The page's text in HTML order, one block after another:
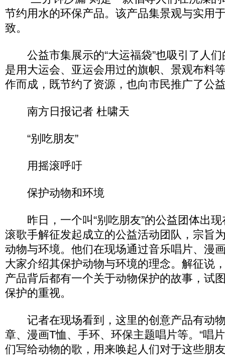
节约用水的环保产品。该产品集景观与实用
致。
公益市集展示的“大运福袋”也吸引了人们
是用大运会、亚运会用过的旗帜、景观布料
作而成，既节约了资源，也向市民推广了公
南方日报记者 杜啸天
“别吃朋友”
用摇滚呼吁
保护动物和环境
昨日，一个叫“别吃朋友”的公益团体出现
滚歌手解征发起成立的公益活动团队，宗旨
动物与环境。他们在现场通过音乐唱片、漫
大家介绍其保护动物与环境的理念。解征说
产品背后都有一个关于动物保护的故事，试
保护的重视。
记者在现场看到，这里的创意产品有动
章、漫画T恤、手环、环保主题唱片等。“唱
们写给动物的歌，用来唤起人们对于这些朋